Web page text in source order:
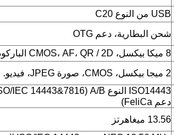
USB من النوع C20
شحن البطارية، دعم OTG
8 ميكا بيكسل، CMOS، AF، QR / 2D الباركود، صورة JPEG، الفيديو.
2 ميجا بيكسل، CMOS، صورة JPEG، فيديو.
دعم FeliCa)
13.56 ميغاهرتز